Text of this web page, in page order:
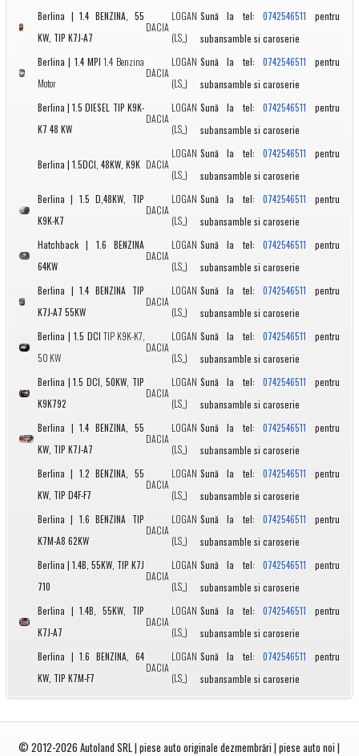
Berlina | 1.4 BENZINA, 55
KW, TIP K7J-A7
DACIA
LOGAN
(LS_)
Sună la tel:0742546511
pentru
subansamble si caroserie
Berlina | 1.4 MPI 1.4 Benzina
Motor
DACIA
LOGAN
(LS_)
Sună la tel:0742546511
pentru
subansamble si caroserie
Berlina | 1.5 DIESEL TIP K9K-
K7 48 KW
DACIA
LOGAN
(LS_)
Sună la tel:0742546511
pentru
subansamble si caroserie
Berlina | 1.5DCI, 48KW, K9K DACIA
LOGAN
(LS_)
Sună la tel:0742546511
pentru
subansamble si caroserie
Berlina | 1.5 D,48KW, TIP
K9K-K7
DACIA
LOGAN
(LS_)
Sună la tel:0742546511
pentru
subansamble si caroserie
Hatchback | 1.6 BENZINA
64KW
DACIA
LOGAN
(LS_)
Sună la tel:0742546511
pentru
subansamble si caroserie
Berlina | 1.4 BENZINA TIP
K7J-A7 55KW
DACIA
LOGAN
(LS_)
Sună la tel:0742546511
pentru
subansamble si caroserie
Berlina | 1.5 DCI TIP K9K-K7,
50 KW
DACIA
LOGAN
(LS_)
Sună la tel:0742546511
pentru
subansamble si caroserie
Berlina | 1.5 DCI, 50KW, TIP
K9K792
DACIA
LOGAN
(LS_)
Sună la tel:0742546511
pentru
subansamble si caroserie
Berlina | 1.4 BENZINA, 55
KW, TIP K7J-A7
DACIA
LOGAN
(LS_)
Sună la tel:0742546511
pentru
subansamble si caroserie
Berlina | 1.2 BENZINA, 55
KW, TIP D4F-F7
DACIA
LOGAN
(LS_)
Sună la tel:0742546511
pentru
subansamble si caroserie
Berlina | 1.6 BENZINA TIP
K7M-A8 62KW
DACIA
LOGAN
(LS_)
Sună la tel:0742546511
pentru
subansamble si caroserie
Berlina | 1.4B, 55KW, TIP K7J
710
DACIA
LOGAN
(LS_)
Sună la tel:0742546511
pentru
subansamble si caroserie
Berlina | 1.4B, 55KW, TIP
K7J-A7
DACIA
LOGAN
(LS_)
Sună la tel:0742546511
pentru
subansamble si caroserie
Berlina | 1.6 BENZINA, 64
KW, TIP K7M-F7
DACIA
LOGAN
(LS_)
Sună la tel:0742546511
pentru
subansamble si caroserie
© 2012-2026Autoland SRL | piese auto originale dezmembrări | piese auto noi |